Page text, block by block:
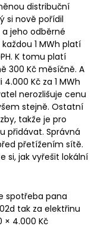
distribuční
si nově pořídil
jeho odběrné
1 MWh platí
K tomu platí
300 Kč měsíčně. A
Kč za 1 MWh
nerozlišuje cenu
stejně. Ostatní
takže je pro
přidávat. Správná
přetížením sítě.
si, jak vyřešit lokální
spotřeba pana
tak za elektřinu
× 4.000 Kč